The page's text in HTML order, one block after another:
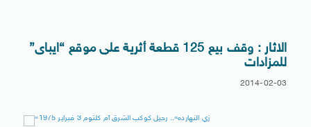
الاثار : وقف بيع 125 قطعة أثرية على موقع “ايباى”
للمزادات
2014-02-03